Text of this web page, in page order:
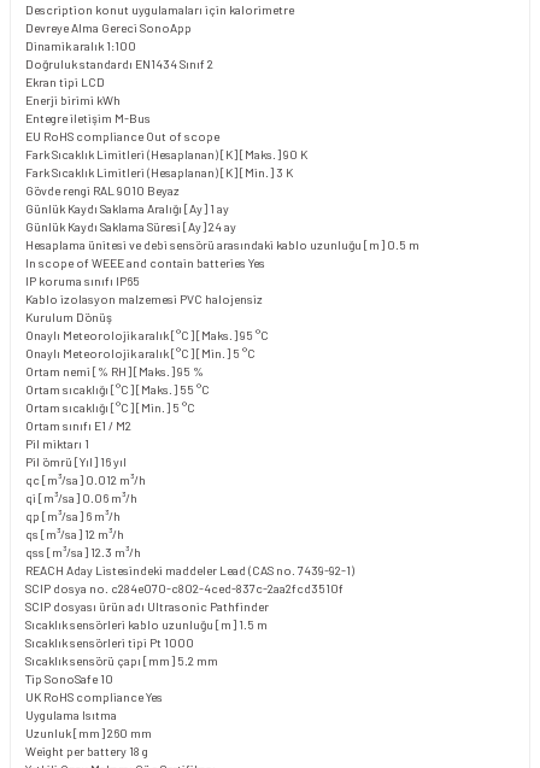
Description konut uygulamaları için kalorimetre
Devreye Alma Gereci SonoApp
Dinamik aralık 1:100
Doğruluk standardı EN1434 Sınıf 2
Ekran tipi LCD
Enerji birimi kWh
Entegre iletişim M-Bus
EU RoHS compliance Out of scope
Fark Sıcaklık Limitleri (Hesaplanan) [K] [Maks.]90 K
Fark Sıcaklık Limitleri (Hesaplanan) [K] [Min.] 3 K
Gövde rengi RAL 9010 Beyaz
Günlük Kaydı Saklama Aralığı [Ay] 1 ay
Günlük Kaydı Saklama Süresi [Ay]24 ay
Hesaplama ünitesi ve debi sensörü arasındaki kablo uzunluğu [m] 0.5 m
In scope of WEEE and contain batteries Yes
IP koruma sınıfı IP65
Kablo izolasyon malzemesi PVC halojensiz
Kurulum Dönüş
Onaylı Meteorolojik aralık [°C] [Maks.]95 °C
Onaylı Meteorolojik aralık [°C] [Min.] 5 °C
Ortam nemi [% RH] [Maks.]95 %
Ortam sıcaklığı [°C] [Maks.] 55 °C
Ortam sıcaklığı [°C] [Min.] 5 °C
Ortam sınıfı E1 / M2
Pil miktarı 1
Pil ömrü [Yıl] 16 yıl
qc [m³/sa] 0.012 m³/h
qi [m³/sa] 0.06 m³/h
qp [m³/sa] 6 m³/h
qs [m³/sa] 12 m³/h
qss [m³/sa] 12.3 m³/h
REACH Aday Listesindeki maddeler Lead (CAS no. 7439-92-1)
SCIP dosya no. c284e070-c802-4ced-837c-2aa2fcd3510f
SCIP dosyası ürün adı Ultrasonic Pathfinder
Sıcaklık sensörleri kablo uzunluğu [m] 1.5 m
Sıcaklık sensörleri tipi Pt 1000
Sıcaklık sensörü çapı [mm] 5.2 mm
Tip SonoSafe 10
UK RoHS complianceYes
Uygulama Isıtma
Uzunluk [mm]260 mm
Weight per battery 18 g